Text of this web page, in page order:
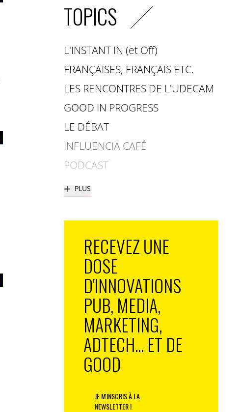
TOPICS
L'INSTANT IN (et Off)
FRANÇAISES, FRANÇAIS ETC.
LES RENCONTRES DE L'UDECAM
GOOD IN PROGRESS
LE DÉBAT
INFLUENCIA CAFÉ
PODCAST
+ PLUS
RECEVEZ UNE
DOSE
D'INNOVATIONS
PUB, MEDIA,
MARKETING,
ADTECH... ET DE
GOOD
JE M'INSCRIS À LA
NEWSLETTER !